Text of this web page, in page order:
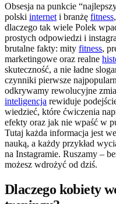
Obsesja na punkcie
polski internet i branżę fitness
dlaczego tak wiele Polek
prostych odpowiedzi i
brutalne fakty: mity fitness,
marketingowe oraz realne
skuteczność, a nie ładne
czynniki pierwsze
odkrywamy rewolucyjne
inteligencja rewiduje
wiedzieć, które ćwiczenia
efekty oraz jak nie wpaść w
Tutaj każda informacja jest
nauką, a każdy przykład
na Instagramie. Ruszamy –
możesz wdrożyć od dziś.
Dlaczego kobiety